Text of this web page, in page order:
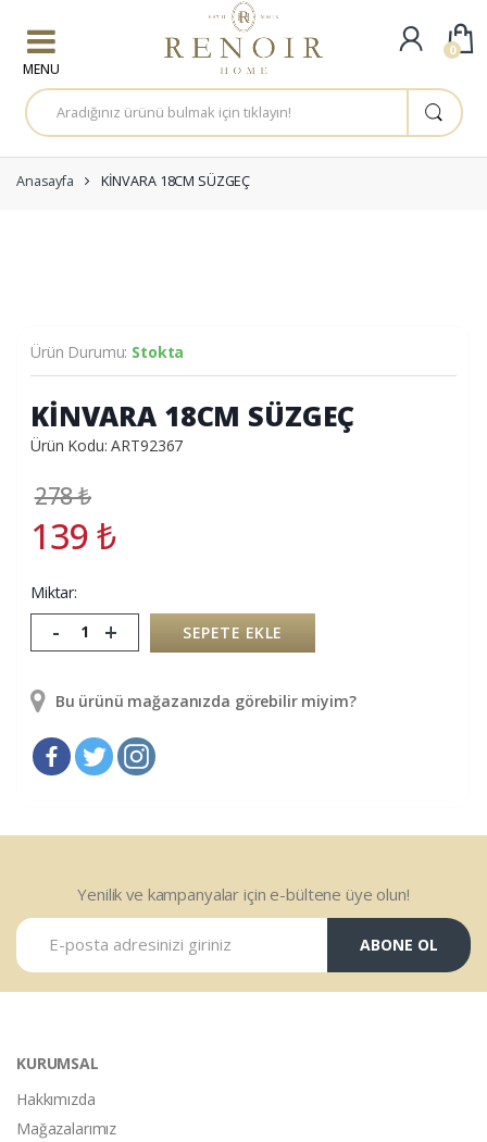
A
r
a
a
:
Anasayfa KİNVARA 18CM SÜZGEÇ
Ürün Durumu: Stokta
KİNVARA 18CM SÜZGEÇ
Ürün Kodu: ART92367
278₺
139₺
Miktar:
- + SEPETE EKLE
Bu ürünü mağazanızda görebilir miyim?
Yenilik ve kampanyalar için e-bültene üye olun!
ABONE OL
KURUMSAL
Hakkımızda
Mağazalarımız
0